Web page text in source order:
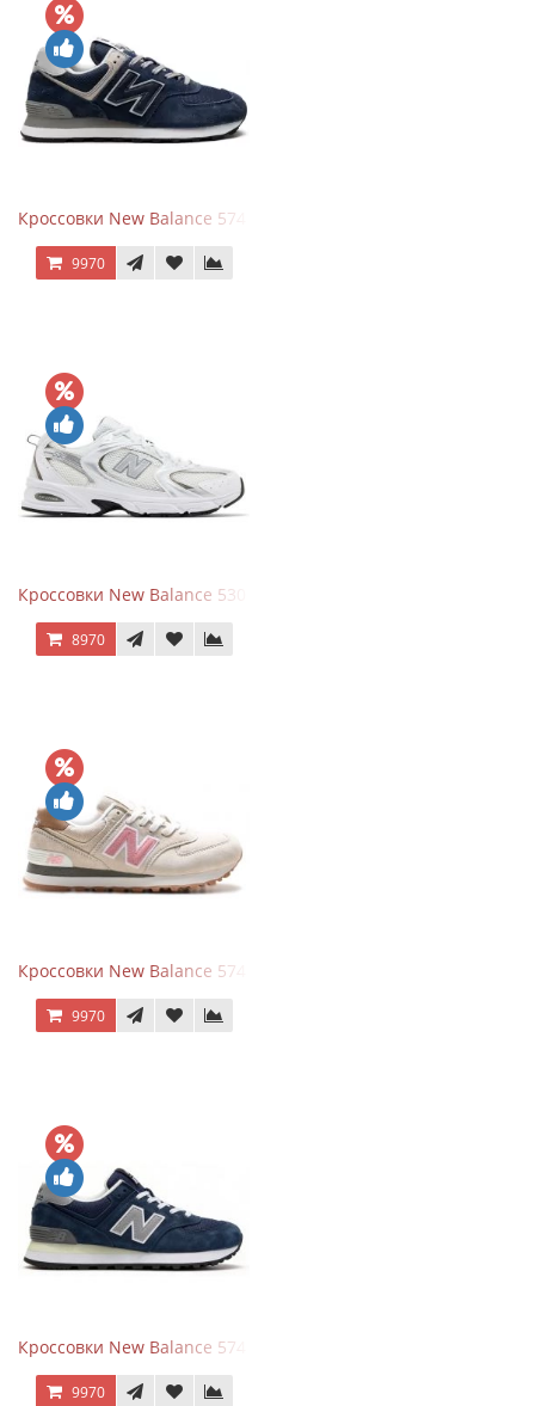
Кроссовки New Balance 574 Navy Blue Grey
9970
Кроссовки New Balance 530 White Silver Metallic
8970
Кроссовки New Balance 574 Power Beige Pink
9970
Кроссовки New Balance 574 Classic Blue Grey
9970